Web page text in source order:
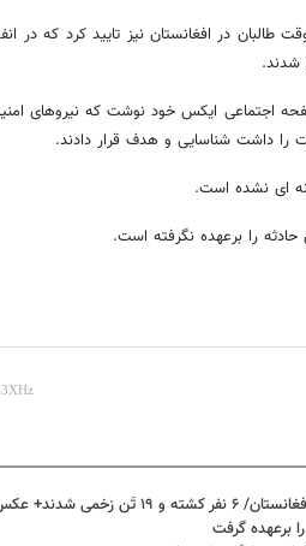
در افغانستان نیز تایید کرد که در
اجتماعی ایکس خود نوشت که نیروهای
را داشت شناسایی و هدف قرار دادند.
ای نشده است.
را برعهده نگرفته است.
شدند+ عکس و فیلم
برعهده گرفت